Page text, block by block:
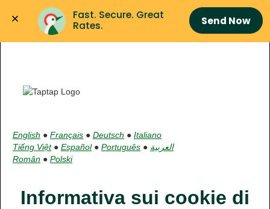
Fast. Secure. Great
Rates.
Send Now
English ● Français ● Deutsch ● Italiano
Tiếng Việt● Español● Português ● العربية
Român ● Polski
Informativa sui cookie di